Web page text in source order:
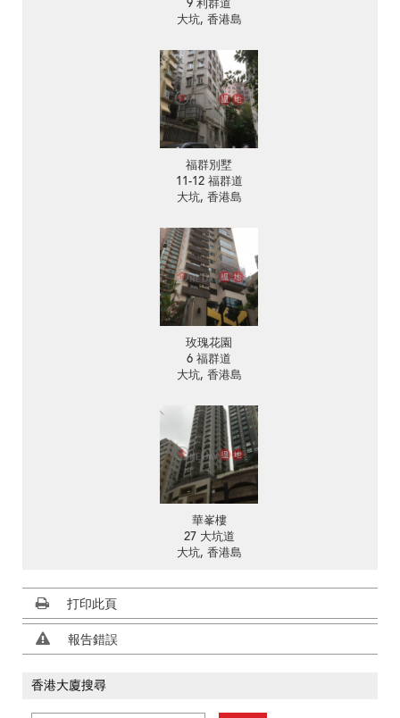
9 利群道
大坑, 香港島
福群別墅
11-12 福群道
大坑, 香港島
玫瑰花園
6 福群道
大坑, 香港島
華峯樓
27 大坑道
大坑, 香港島
打印此頁
報告錯誤
香港大廈搜尋